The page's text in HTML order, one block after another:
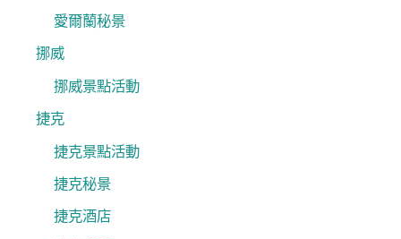
愛爾蘭秘景
挪威
挪威景點活動
捷克
捷克景點活動
捷克秘景
捷克酒店